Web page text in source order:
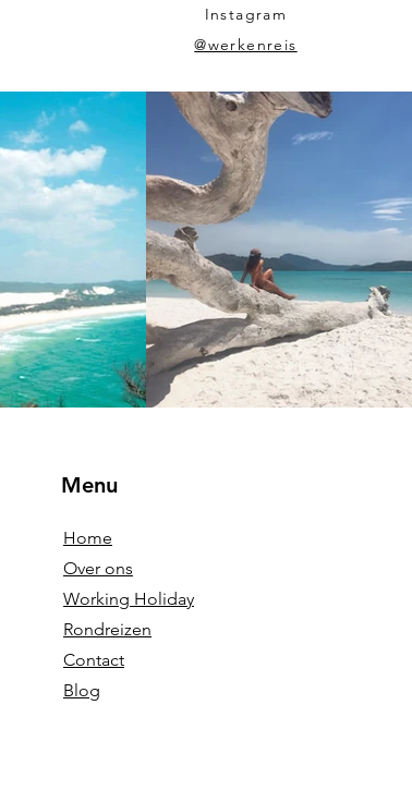
Instagram
@werkenreis
Menu
Home
Over ons
Working Holiday
Rondreizen
Contact
Blog